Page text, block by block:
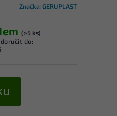
Značka: GERUPLAST
(>5 ks)
do: